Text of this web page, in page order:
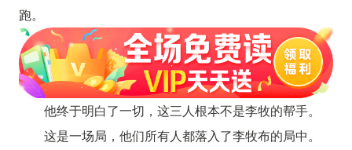
跑。
他终于明白了一切，这三人根本不是李牧的帮手。
这是一场局，他们所有人都落入了李牧布的局中。